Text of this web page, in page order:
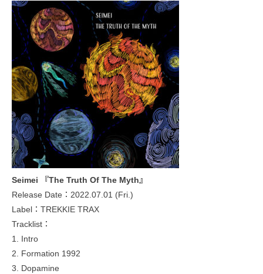
Seimei 『The Truth Of The Myth』
Release Date：2022.07.01 (Fri.)
Label：TREKKIE TRAX
Tracklist：
1. Intro
2. Formation 1992
3. Dopamine